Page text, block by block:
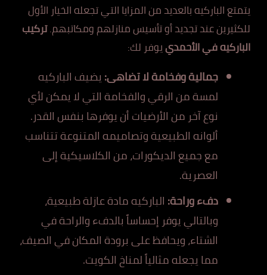
يتمتع الباركيه بالعديد من المزايا التي تجعله الخيار الأول
للكثيرين عند تجديد أو تأسيس منازلهم ومكاتبهم.تركيب
الباركيه في الأحمدييوفر لك:
جمالية وفخامة لا تضاهى:يضيف الباركيه
لمسة من الرقي والفخامة التي لا يمكن لأي
نوع آخر من الأرضيات أن يوفرها بنفس القدر.
ألوانه الطبيعية وتصاميمه المتنوعة تتناسب
مع جميع الديكورات، من الكلاسيكية إلى
العصرية.
دفء وراحة: الباركيه مادة عازلة طبيعية،
وبالتالي يوفر إحساساً بالدفء والراحة في
الشتاء، ويحافظ على برودة المكان في الصيف،
مما يجعله مثالياً لمناخ الكويت.